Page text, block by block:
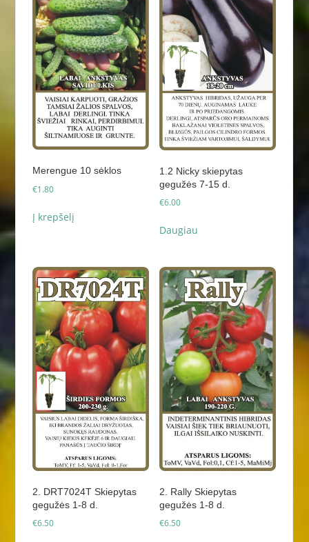
Merengue 10 sėklos
€1.80
Į krepšelį
1.2 Nicky skiepytas
gegužės 7-15 d.
€6.00
Daugiau
2. DRT7024T Skiepytas
gegužės 1-8 d.
€6.50
2. Rally Skiepytas
gegužės 1-8 d.
€6.50